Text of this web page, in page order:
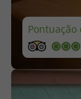
Rede de
Blog